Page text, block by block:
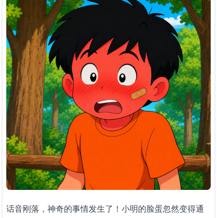
话音刚落，神奇的事情发生了！小明的脸蛋忽然变得通